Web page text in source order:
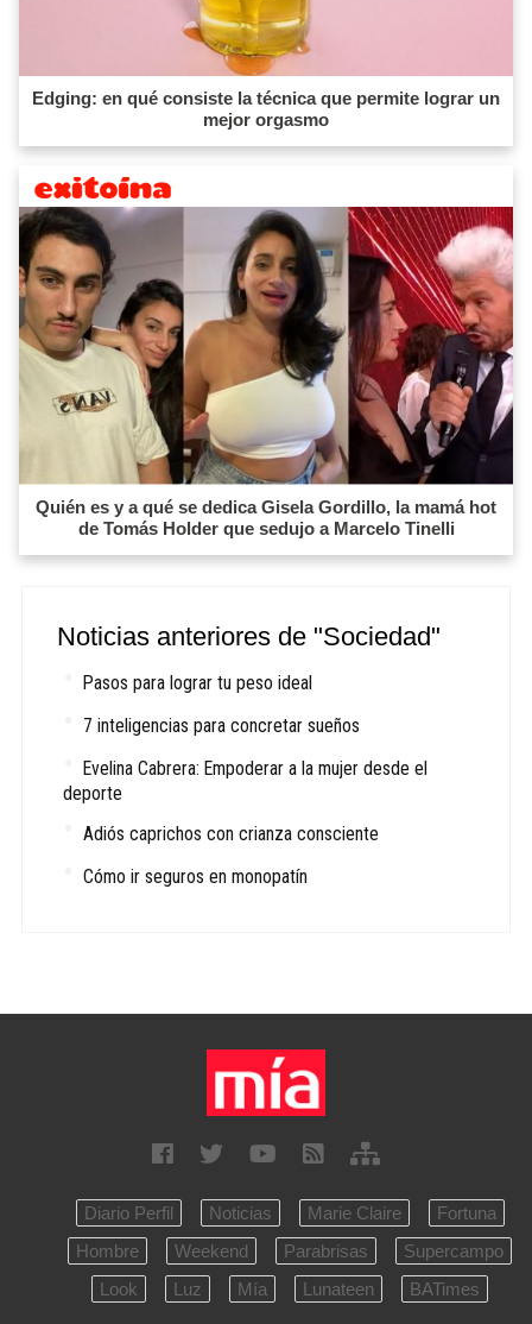
Edging: en qué consiste la técnica que permite lograr un
mejor orgasmo
Quién es y a qué se dedica Gisela Gordillo, la mamá hot
de Tomás Holder que sedujo a Marcelo Tinelli
Noticias anteriores de "Sociedad"
Pasos para lograr tu peso ideal
7 inteligencias para concretar sueños
Evelina Cabrera: Empoderar a la mujer desde el
deporte
Adiós caprichos con crianza consciente
Cómo ir seguros en monopatín
Diario Perfil Noticias Marie Claire
Fortuna
Hombre
Weekend Parabrisas
Supercampo
Look
Luz Mía Lunateen BATimes